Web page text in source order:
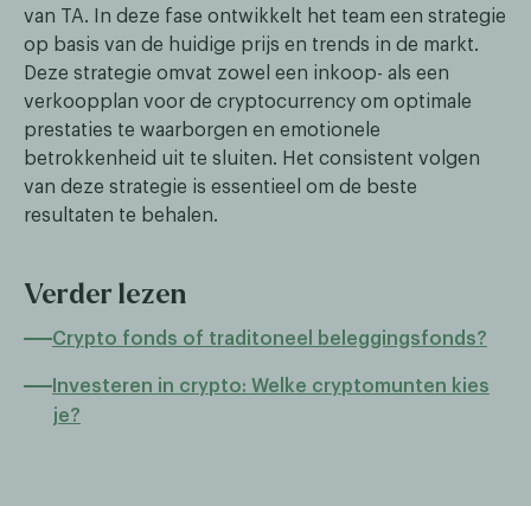
van TA. In deze fase ontwikkelt het team een strategie
op basis van de huidige prijs en trends in de markt.
Deze strategie omvat zowel een inkoop- als een
verkoopplan voor de cryptocurrency om optimale
prestaties te waarborgen en emotionele
betrokkenheid uit te sluiten. Het consistent volgen
van deze strategie is essentieel om de beste
resultaten te behalen.
Verder lezen
Crypto fonds of traditoneel beleggingsfonds?
Investeren in crypto: Welke cryptomunten kies
je?